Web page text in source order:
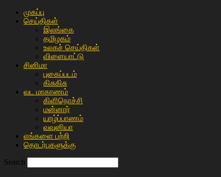
முகப்பு
செய்திகள்
இலங்கை
த‌மிழக‌ம்
உலகச் செய்திகள்
விளையா‌ட்டு
சி‌னிமா
புகைப்படம்
கிசு‌கிசு
வட மாகாணம்
கிளிநொச்சி
மன்னார்
யாழ்ப்பாணம்
வவுனியா
எங்களை பற்றி
தொடர்புகளுக்கு
Search